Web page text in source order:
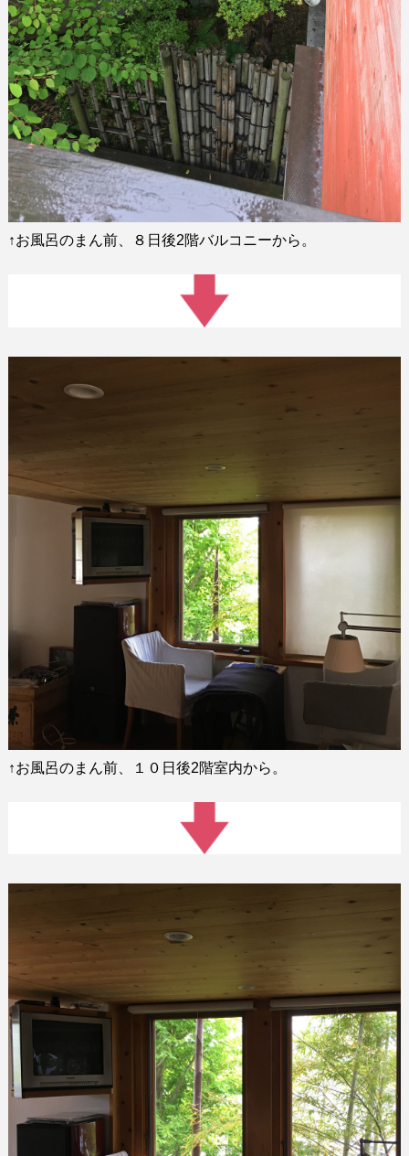
↑お風呂のまん前、８日後2階バルコニーから。
↑お風呂のまん前、１０日後2階室内から。